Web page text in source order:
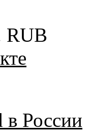
RUB
в России